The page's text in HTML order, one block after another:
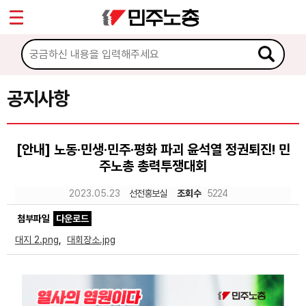
공지사항
[안내] 노동·민생·민주·평화 파괴 윤석열 정권퇴진! 민
주노총 총력투쟁대회
2023.05.23 선전홍보실 조회수 5224
첨부파일
다운로드
대지 2.png
대회장소.jpg
마이페이지
소개
소식
공지사항
성명·보도
노동상담
자료
부설기관
Sketchbook5, 스케치북5
Sketchbook5, 스케치북5